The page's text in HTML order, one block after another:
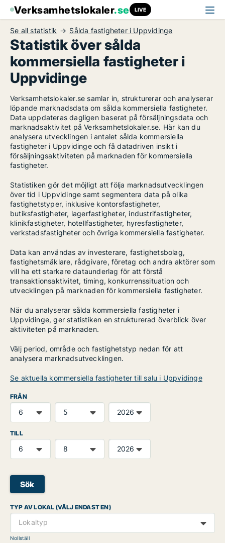
Verksamhetslokaler.se LIVE
Se all statistik Sålda fastigheter i Uppvidinge
Statistik över sålda
kommersiella fastigheter i
Uppvidinge
Verksamhetslokaler.se samlar in, strukturerar och analyserar
löpande marknadsdata om sålda kommersiella fastigheter.
Data uppdateras dagligen baserat på försäljningsdata och
marknadsaktivitet på Verksamhetslokaler.se. Här kan du
analysera utvecklingen i antalet sålda kommersiella
fastigheter i Uppvidinge och få datadriven insikt i
försäljningsaktiviteten på marknaden för kommersiella
fastigheter.
Statistiken gör det möjligt att följa marknadsutvecklingen
över tid i Uppvidinge samt segmentera data på olika
fastighetstyper, inklusive kontorsfastigheter,
butiksfastigheter, lagerfastigheter, industrifastigheter,
klinikfastigheter, hotellfastigheter, hyresfastigheter,
verkstadsfastigheter och övriga kommersiella fastigheter.
Data kan användas av investerare, fastighetsbolag,
fastighetsmäklare, rådgivare, företag och andra aktörer som
vill ha ett starkare dataunderlag för att förstå
transaktionsaktivitet, timing, konkurrenssituation och
utvecklingen på marknaden för kommersiella fastigheter.
När du analyserar sålda kommersiella fastigheter i
Uppvidinge, ger statistiken en strukturerad överblick över
aktiviteten på marknaden.
Välj period, område och fastighetstyp nedan för att
analysera marknadsutvecklingen.
Se aktuella kommersiella fastigheter till salu i Uppvidinge
FRÅN
TILL
Sök
TYP AV LOKAL (VÄLJ ENDAST EN)
Lokaltyp
Nollställ